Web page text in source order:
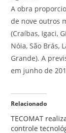
A obra
de nove outros
(Craíbas, Igaci,
Nóia, São Brás,
Grande). A
em junho de
Relacionado
TECOMAT
controle